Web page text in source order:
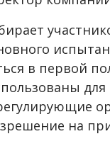
в первой
на